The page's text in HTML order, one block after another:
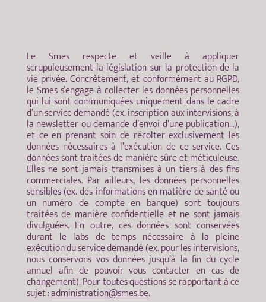
Le Smes respecte et veille à appliquer
scrupuleusement la législation sur la protection de la
vie privée. Concrètement, et conformément au RGPD,
le Smes s’engage à collecter les données personnelles
qui lui sont communiquées uniquement dans le cadre
d’un service demandé (ex. inscription aux intervisions, à
la newsletter ou demande d’envoi d’une publication…),
et ce en prenant soin de récolter exclusivement les
données nécessaires à l’exécution de ce service. Ces
données sont traitées de manière sûre et méticuleuse.
Elles ne sont jamais transmises à un tiers à des fins
commerciales. Par ailleurs, les données personnelles
sensibles (ex. des informations en matière de santé ou
un numéro de compte en banque) sont toujours
traitées de manière confidentielle et ne sont jamais
divulguées. En outre, ces données sont conservées
durant le labs de temps nécessaire à la pleine
exécution du service demandé (ex. pour les intervisions,
nous conservons vos données jusqu’à la fin du cycle
annuel afin de pouvoir vous contacter en cas de
changement). Pour toutes questions se rapportant à ce
sujet :administration@smes.be.